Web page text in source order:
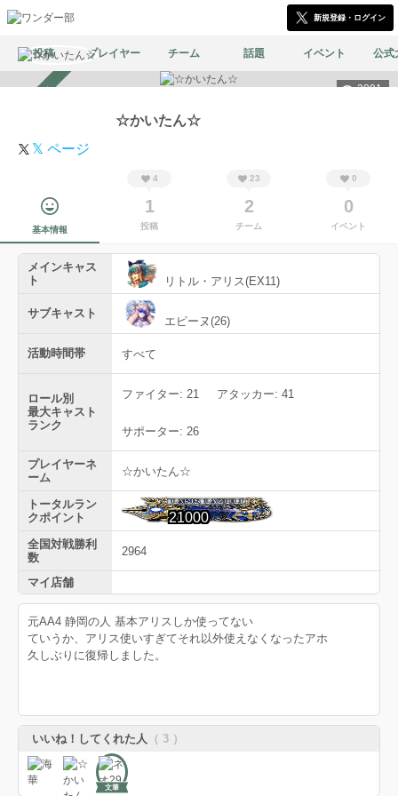
新規登録・ログイン
投稿 プレイヤー チーム 話題 イベント 公式
3091
☆かいたん☆
𝕏 ページ
基本情報
4
1
投稿
23
2
チーム
0
0
イベント
メインキャス
ト
リトル・アリス(EX11)
サブキャスト
エピーヌ(26)
活動時間帯 すべて
ロール別
最大キャスト
ランク
ファイター: 21 アタッカー: 41
サポーター: 26
プレイヤーネ
ーム
☆かいたん☆
トータルラン
クポイント
21000
全国対戦勝利
数
2964
マイ店舗
元AA4 静岡の人 基本アリスしか使ってない
ていうか、アリス使いすぎてそれ以外使えなくなったアホ
久しぶりに復帰しました。
いいね！してくれた人 （ 3 ）
文筆